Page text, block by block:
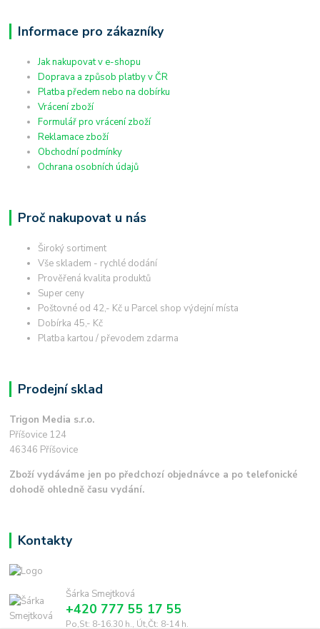
Informace pro zákazníky
Jak nakupovat v e-shopu
Doprava a způsob platby v ČR
Platba předem nebo na dobírku
Vrácení zboží
Formulář pro vrácení zboží
Reklamace zboží
Obchodní podmínky
Ochrana osobních údajů
Proč nakupovat u nás
Široký sortiment
Vše skladem - rychlé dodání
Prověřená kvalita produktů
Super ceny
Poštovné od 42,- Kč u Parcel shop výdejní místa
Dobírka 45,- Kč
Platba kartou / převodem zdarma
Prodejní sklad
Trigon Media s.r.o.
Příšovice 124
46346 Příšovice
Zboží vydáváme jen po předchozí objednávce a po telefonické
dohodě ohledně času vydání.
Kontakty
Šárka Smejtková
+420 777 55 17 55
Po,St: 8-16.30 h., Út,Čt: 8-14 h.